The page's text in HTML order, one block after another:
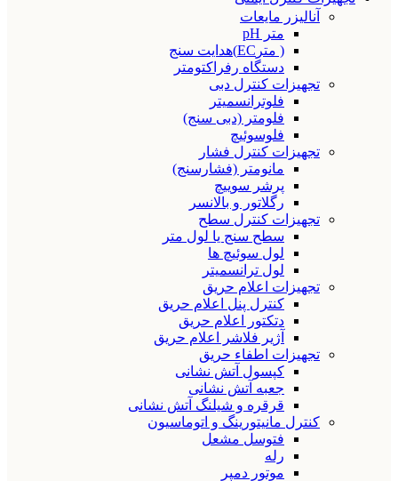
آنالیزر مایعات
متر pH
( مترEC)هدایت سنج
دستگاه رفراکتومتر
تجهیزات کنترل دبی
فلوترانسمیتر
فلومتر (دبی سنج)
فلوسوئیچ
تجهیزات کنترل فشار
مانومتر (فشارسنج)
پرشر سوییچ
رگلاتور و بالانسر
تجهیزات کنترل سطح
سطح سنج یا لول متر
لول سوئیچ ها
لول ترانسمیتر
تجهیزات اعلام حریق
کنترل پنل اعلام حریق
دتکتور اعلام حریق
آژیر فلاشر اعلام حریق
تجهیزات اطفاء حریق
کپسول آتش نشانی
جعبه آتش نشانی
قرقره و شیلنگ آتش نشانی
کنترل مانیتورینگ و اتوماسیون
فتوسل مشعل
رله
موتور دمپر